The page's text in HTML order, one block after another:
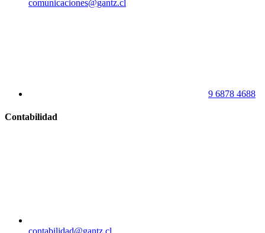
comunicaciones@gantz.cl
9 6878 4688
Contabilidad